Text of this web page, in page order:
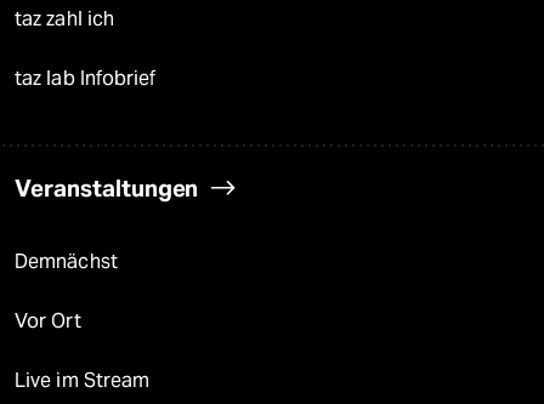
taz zahl ich
taz lab Infobrief
Veranstaltungen
Demnächst
Vor Ort
Live im Stream